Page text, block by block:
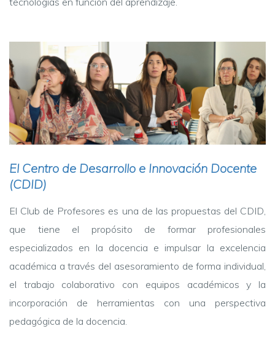
El Centro de Desarrollo e Innovación Docente
(CDID)
El Club de Profesores es una de las propuestas del CDID,
que tiene el propósito de formar profesionales
especializados en la docencia e impulsar la excelencia
académica a través del asesoramiento de forma individual,
el trabajo colaborativo con equipos académicos y la
incorporación de herramientas con una perspectiva
pedagógica de la docencia.